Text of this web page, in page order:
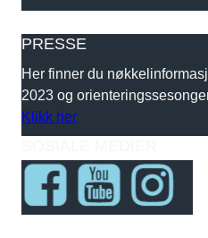
PRESSE
Her finner du
2023 og
Klikk her